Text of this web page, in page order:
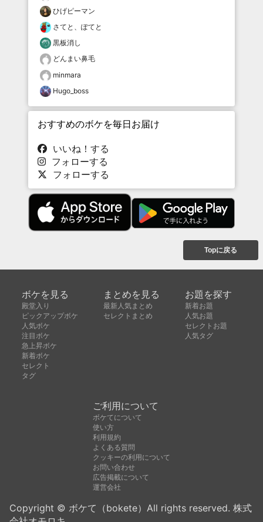
ひげピーマン
さてと、ぽてと
黒板消し
どんまい鼻毛
minmara
Hugo_boss
おすすめのボケを毎日お届け
いいね！する
フォローする
フォローする
Topに戻る
ボケを見る
殿堂入り
ピックアップボケ
人気ボケ
注目ボケ
急上昇ボケ
新着ボケ
セレクト
タグ
まとめを見る
最新人気まとめ
セレクトまとめ
お題を探す
新着お題
人気お題
セレクトお題
人気タグ
ご利用について
ボケてについて
使い方
利用規約
よくある質問
クッキーの利用について
お問い合わせ
広告掲載について
運営会社
Copyright © ボケて（bokete）All rights reserved. 株式